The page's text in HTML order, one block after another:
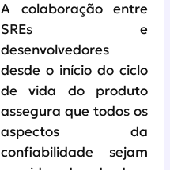
A colaboração entre
SREs e
desenvolvedores
desde o início do ciclo
de vida do produto
assegura que todos os
aspectos da
confiabilidade sejam